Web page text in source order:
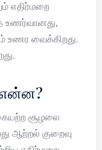
எதிர்மறை
உணர்வானது,
உணர வைக்கிறது.
சூழலை
ஆற்றல் குறைவு